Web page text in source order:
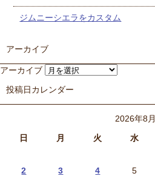
ジムニーシエラをカスタム
アーカイブ
アーカイブ
投稿日カレンダー
2026年8月
日
月 火 水
2
3 4 5